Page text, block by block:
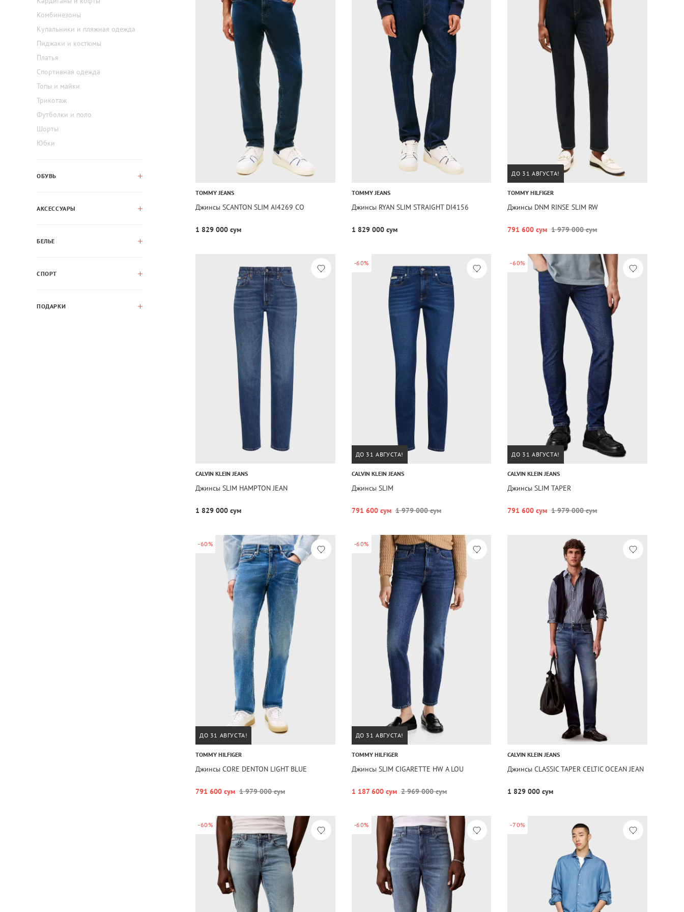
Комбинезоны
Купальники и пляжная одежда
Пиджаки и костюмы
Платья
Спортивная одежда
Топы и майки
Трикотаж
Футболки и поло
Шорты
Юбки
ОБУВЬ
АКСЕССУАРЫ
БЕЛЬЕ
СПОРТ
ПОДАРКИ
TOMMY JEANS
Джинсы SCANTON SLIM AI4269 CO
1 829 000 сум
TOMMY JEANS
Джинсы RYAN SLIM STRAIGHT DI4156
1 829 000 сум
ДО 31 АВГУСТА!
TOMMY HILFIGER
Джинсы DNM RINSE SLIM RW
791 600 сум 1 979 000 сум
CALVIN KLEIN JEANS
Джинсы SLIM HAMPTON JEAN
1 829 000 сум
-60%
ДО 31 АВГУСТА!
CALVIN KLEIN JEANS
Джинсы SLIM
791 600 сум 1 979 000 сум
-60%
ДО 31 АВГУСТА!
CALVIN KLEIN JEANS
Джинсы SLIM TAPER
791 600 сум 1 979 000 сум
-60%
ДО 31 АВГУСТА!
TOMMY HILFIGER
Джинсы CORE DENTON LIGHT BLUE
791 600 сум 1 979 000 сум
-60%
ДО 31 АВГУСТА!
TOMMY HILFIGER
Джинсы SLIM CIGARETTE HW A LOU
1 187 600 сум 2 969 000 сум
CALVIN KLEIN JEANS
Джинсы CLASSIC TAPER CELTIC OCEAN JEAN
1 829 000 сум
-60% -60% -70%